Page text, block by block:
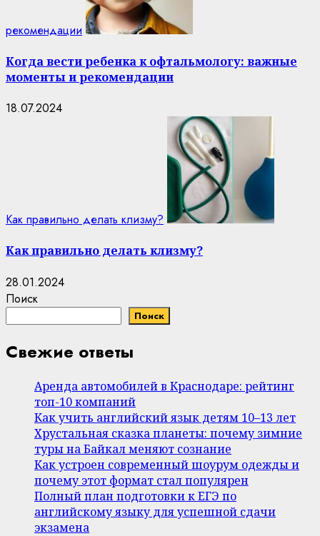
рекомендации
Когда вести ребенка к офтальмологу: важные
моменты и рекомендации
18.07.2024
Как правильно делать клизму?
Как правильно делать клизму?
28.01.2024
Поиск
Поиск
Свежие ответы
Аренда автомобилей в Краснодаре: рейтинг
топ-10 компаний
Как учить английский язык детям 10–13 лет
Хрустальная сказка планеты: почему зимние
туры на Байкал меняют сознание
Как устроен современный шоурум одежды и
почему этот формат стал популярен
Полный план подготовки к ЕГЭ по
английскому языку для успешной сдачи
экзамена